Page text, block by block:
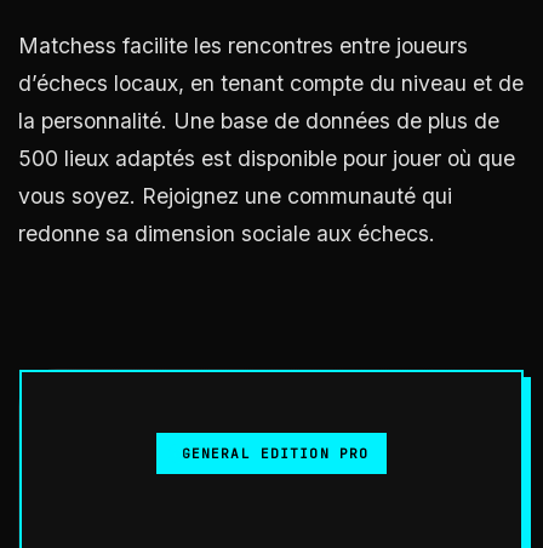
Matchess facilite les rencontres entre joueurs
d’échecs locaux, en tenant compte du niveau et de
la personnalité. Une base de données de plus de
500 lieux adaptés est disponible pour jouer où que
vous soyez. Rejoignez une communauté qui
redonne sa dimension sociale aux échecs.
GENERAL EDITION PRO